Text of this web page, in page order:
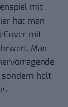
mit
hat man
mit
Man
sondern holt